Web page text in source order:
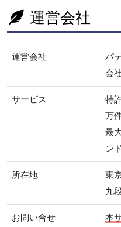
運営会社
運営会社
パ
会
サービス
特
万
最
ン
所在地
東
九
お問い合せ
本